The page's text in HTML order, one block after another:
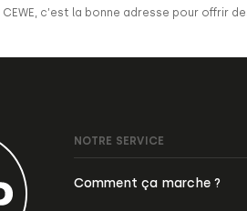
CEWE, c’est la bonne adresse pour offrir
NOTRE SERVICE
Comment ça marche ?